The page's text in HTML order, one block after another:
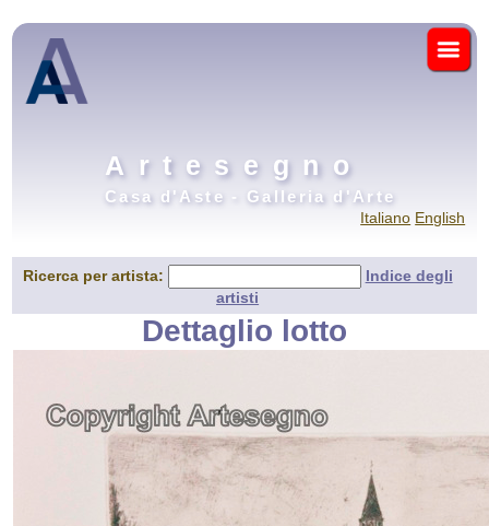
Artesegno
Casa d'Aste - Galleria d'Arte
Italiano English
Ricerca per artista:
Indice degli
artisti
Dettaglio lotto